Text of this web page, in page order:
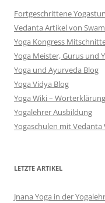
Fortgeschrittene
Vedanta Artikel von
Yoga Kongress
Yoga Meister, Gurus und
Yoga und Ayurveda Blog
Yoga Vidya Blog
Yoga Wiki –
Yogalehrer Ausbildung
Yogaschulen mit
LETZTE ARTIKEL
Jnana Yoga in der